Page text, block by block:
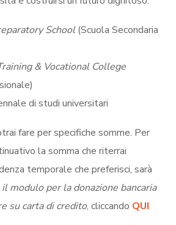
School (Scuola Secondaria
& Vocational College
di studi universitari
fare per specifiche somme. Per
la somma che riterrai
temporale che preferisci, sarà
il modulo per la donazione bancaria
su carta di credito, cliccando QUI